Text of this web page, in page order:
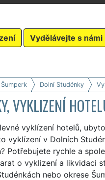
Vydělávejte s námi
Dolní Studénky
VYKLIZENÍ
vyklízení hotelů,
vyklízení v Dolních
Potřebujete rychle a
o vyklizení a likvidaci
nebo okrese